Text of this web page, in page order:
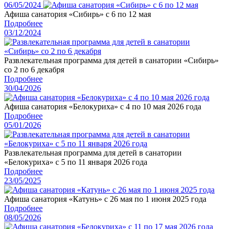
06/05/2024
Афиша санатория «Сибирь» с 6 по 12 мая
Подробнее
03/12/2024
Развлекательная программа для детей в санатории «Сибирь»
со 2 по 6 декабря
Подробнее
30/04/2026
Афиша санатория «Белокуриха» с 4 по 10 мая 2026 года
Подробнее
05/01/2026
Развлекательная программа для детей в санатории
«Белокуриха» с 5 по 11 января 2026 года
Подробнее
23/05/2025
Афиша санатория «Катунь» с 26 мая по 1 июня 2025 года
Подробнее
08/05/2026